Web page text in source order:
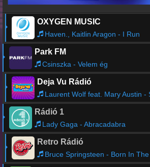
OXYGEN MUSIC
Haven., Kaitlin Aragon - I Run
Park FM
Csinszka - Velem ég
Deja Vu Rádió
Laurent Wolf feat. Mary Austin -
Rádió 1
Lady Gaga - Abracadabra
Retro Rádió
Bruce Springsteen - Born In The USA